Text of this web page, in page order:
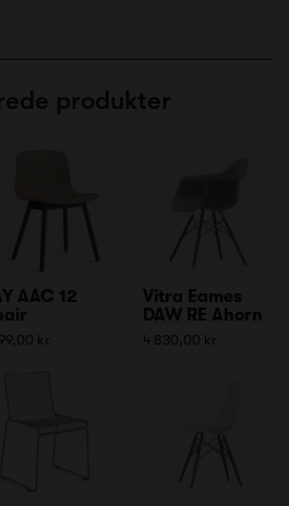
produkter
AAC 12
kr
Vitra Eames
DAW RE Ahorn
4 830,00 kr